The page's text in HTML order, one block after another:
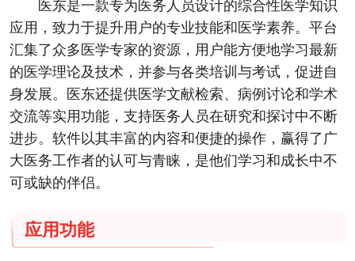
医东是一款专为医务人员设计的综合性医学知识
应用，致力于提升用户的专业技能和医学素养。平台
汇集了众多医学专家的资源，用户能方便地学习最新
的医学理论及技术，并参与各类培训与考试，促进自
身发展。医东还提供医学文献检索、病例讨论和学术
交流等实用功能，支持医务人员在研究和探讨中不断
进步。软件以其丰富的内容和便捷的操作，赢得了广
大医务工作者的认可与青睐，是他们学习和成长中不
可或缺的伴侣。
应用功能